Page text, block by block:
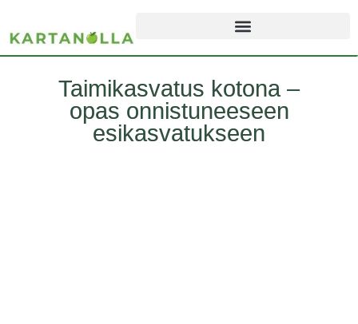
Taimikasvatus kotona –
opas onnistuneeseen
esikasvatukseen